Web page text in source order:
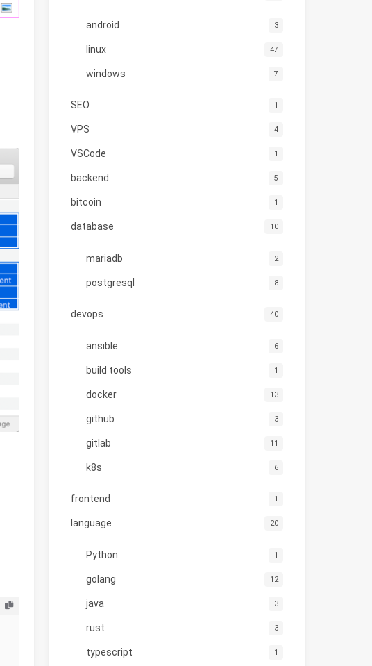
android 3
linux 47
windows 7
SEO 1
VPS 4
VSCode 1
backend 5
bitcoin 1
database 10
mariadb 2
postgresql 8
devops 40
ansible 6
build tools 1
docker 13
github 3
gitlab 11
k8s 6
frontend 1
language 20
Python 1
golang 12
java 3
rust 3
typescript 1